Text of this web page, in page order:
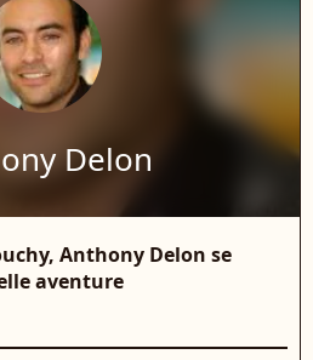
Delon
Anthony Delon se
aventure